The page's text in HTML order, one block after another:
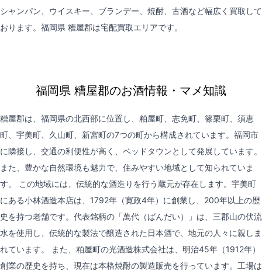
シャンパン、ウイスキー、ブランデー、焼酎、古酒など幅広く買取して
おります。福岡県 糟屋郡は宅配買取エリアです。
福岡県 糟屋郡のお酒情報・マメ知識
糟屋郡は、福岡県の北西部に位置し、粕屋町、志免町、篠栗町、須恵
町、宇美町、久山町、新宮町の7つの町から構成されています。福岡市
に隣接し、交通の利便性が高く、ベッドタウンとして発展しています。
また、豊かな自然環境も魅力で、住みやすい地域として知られていま
す。 この地域には、伝統的な酒造りを行う蔵元が存在します。宇美町
にある小林酒造本店は、1792年（寛政4年）に創業し、200年以上の歴
史を持つ老舗です。代表銘柄の「萬代（ばんだい）」は、三郡山の伏流
水を使用し、伝統的な製法で醸造された日本酒で、地元の人々に親しま
れています。 また、粕屋町の光酒造株式会社は、明治45年（1912年）
創業の歴史を持ち、現在は本格焼酎の製造販売を行っています。工場は